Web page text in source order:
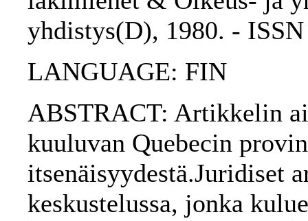
yhdistys(D), 1980. -
LANGUAGE: FIN
ABSTRACT: Artikkelin
kuuluvan Quebecin
itsenäisyydestä.Juridiset
keskustelussa, jonka